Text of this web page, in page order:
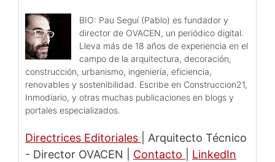
BIO: Pau Seguí (Pablo) es fundador y
director de OVACEN, un periódico digital.
Lleva más de 18 años de experiencia en el
campo de la arquitectura, decoración,
construcción, urbanismo, ingeniería, eficiencia,
renovables y sostenibilidad. Escribe en Construccion21,
Inmodiario, y otras muchas publicaciones en blogs y
portales especializados.
Directrices Editoriales
Arquitecto Técnico
- Director OVACEN
Contacto LinkedIn